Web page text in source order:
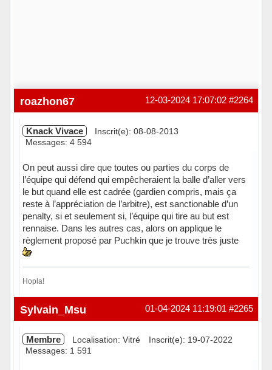
#2264
12-03-2024 17:07:02
roazhon67
Knack Vivace
Inscrit(e): 08-08-2013
Messages: 4 594
On peut aussi dire que toutes ou parties du corps de
l’équipe qui défend qui empêcheraient la balle d’aller vers
le but quand elle est cadrée (gardien compris, mais ça
reste à l’appréciation de l’arbitre), est sanctionable d’un
penalty, si et seulement si, l’équipe qui tire au but est
rennaise. Dans les autres cas, alors on applique le
règlement proposé par Puchkin que je trouve très juste
Hopla!
Hors ligne #2265
01-04-2024 11:19:01
Sylvain_Msu
Membre Localisation: Vitré
Inscrit(e): 19-07-2022
Messages: 1 591